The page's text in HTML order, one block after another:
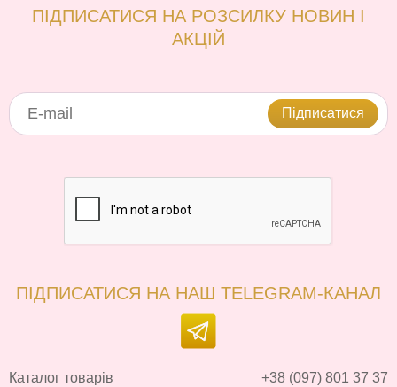
ПІДПИСАТИСЯ НА РОЗСИЛКУ НОВИН І
АКЦІЙ
Підписатися
ПІДПИСАТИСЯ НА НАШ TELEGRAM-КАНАЛ
Каталог товарів +38 (097) 801 37 37